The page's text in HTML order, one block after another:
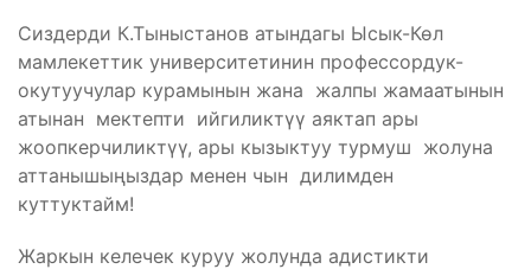
Сиздерди К.Тыныстанов атындагы Ысык-Көл
мамлекеттик университетинин профессордук-
окутуучулар курамынын жана жалпы жамаатынын
атынан мектепти ийгиликтүү аяктап ары
жоопкерчиликтүү, ары кызыктуу турмуш жолуна
аттанышыңыздар менен чын дилимден
куттуктайм!
Жаркын келечек куруу жолунда адистикти